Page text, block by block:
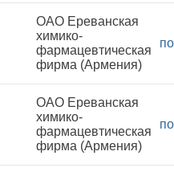
ОАО Ереванская
химико-
фармацевтическая
фирма (Армения)
ОАО Ереванская
химико-
фармацевтическая
фирма (Армения)